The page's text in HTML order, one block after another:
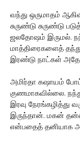
வந்து ஒருமாதம்
சுருண்டு சுருண்டு
ஜலதோஷம் இருமல்.
மாத்திரைகளைத்
இரண்டு நாட்கள் அதே
அமிர்தா கஷாயம்
குணமாகவில்லை.
இரவு நேரங்கழித்து
இருந்தான். மகன்
என்பதைத் தனியாக